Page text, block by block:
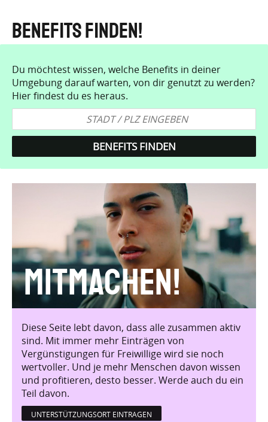
Benefits finden!
Du möchtest wissen, welche Benefits in deiner
Umgebung darauf warten, von dir genutzt zu werden?
Hier findest du es heraus.
Mitmachen!
Diese Seite lebt davon, dass alle zusammen aktiv
sind. Mit immer mehr Einträgen von
Vergünstigungen für Freiwillige wird sie noch
wertvoller. Und je mehr Menschen davon wissen
und profitieren, desto besser. Werde auch du ein
Teil davon.
UNTERSTÜTZUNGSORT EINTRAGEN